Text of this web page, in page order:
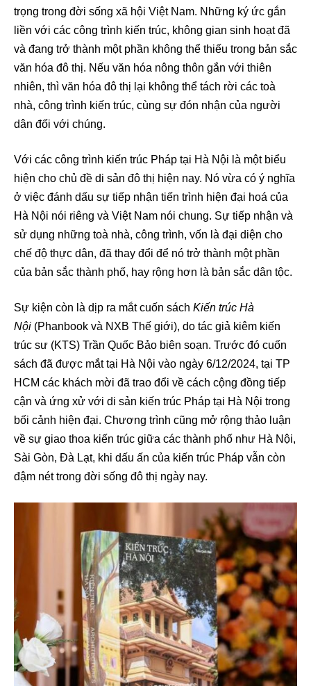
trọng trong đời sống xã hội Việt Nam. Những ký ức gắn
liền với các công trình kiến trúc, không gian sinh hoạt đã
và đang trở thành một phần không thể thiếu trong bản sắc
văn hóa đô thị. Nếu văn hóa nông thôn gắn với thiên
nhiên, thì văn hóa đô thị lại không thể tách rời các toà
nhà, công trình kiến trúc, cùng sự đón nhận của người
dân đối với chúng.
Với các công trình kiến trúc Pháp tại Hà Nội là một biểu
hiện cho chủ đề di sản đô thị hiện nay. Nó vừa có ý nghĩa
ở việc đánh dấu sự tiếp nhận tiến trình hiện đại hoá của
Hà Nội nói riêng và Việt Nam nói chung. Sự tiếp nhận và
sử dụng những toà nhà, công trình, vốn là đại diện cho
chế độ thực dân, đã thay đổi để nó trở thành một phần
của bản sắc thành phố, hay rộng hơn là bản sắc dân tộc.
Sự kiện còn là dịp ra mắt cuốn sách Kiến trúc Hà
Nội (Phanbook và NXB Thế giới), do tác giả kiêm kiến
trúc sư (KTS) Trần Quốc Bảo biên soạn. Trước đó cuốn
sách đã được mắt tại Hà Nội vào ngày 6/12/2024, tại TP
HCM các khách mời đã trao đổi về cách cộng đồng tiếp
cận và ứng xử với di sản kiến trúc Pháp tại Hà Nội trong
bối cảnh hiện đại. Chương trình cũng mở rộng thảo luận
về sự giao thoa kiến trúc giữa các thành phố như Hà Nội,
Sài Gòn, Đà Lạt, khi dấu ấn của kiến trúc Pháp vẫn còn
đậm nét trong đời sống đô thị ngày nay.